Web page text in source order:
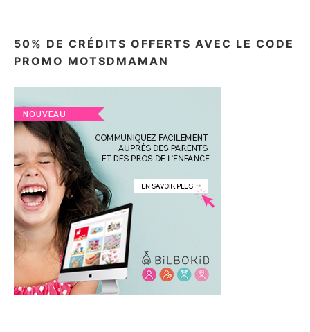
50% DE CRÉDITS OFFERTS AVEC LE CODE
PROMO MOTSDMAMAN